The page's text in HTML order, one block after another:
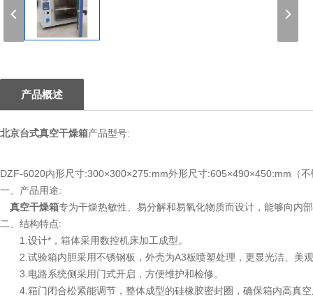
产品概述
北京台式真空干燥箱产品型号:
DZF-6020内形尺寸:300×300×275:mm外形尺寸:605×490×450:mm（不
一、产品用途:
真空干燥箱专为干燥热敏性、易分解和易氧化物质而设计，能够向内
二、结构特点:
1.设计*，箱体采用数控机床加工成型。
2.试验箱内胆采用不锈钢板，外壳为A3板喷塑处理，更显光洁、美
3.电路系统侧采用门式开启，方便维护和检修。
4.箱门闭合松紧能调节，整体成型的硅橡胶密封圈，确保箱内高真空